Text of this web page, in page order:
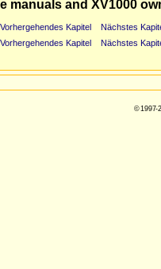
manuals and XV1000
Kapitel Nächstes
Kapitel Nächstes
© 1997-